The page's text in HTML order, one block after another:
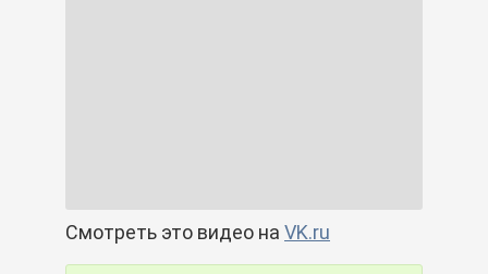
Смотреть это видео на VK.ru